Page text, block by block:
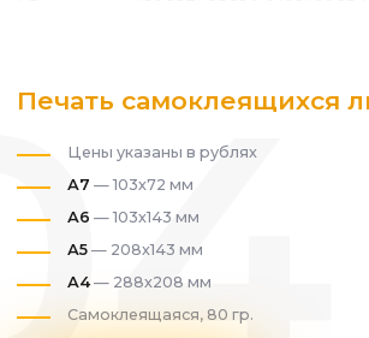
Печать самоклеящихся
Цены указаны в рублях
А7 — 103х72 мм
А6 — 103х143 мм
А5 — 208х143 мм
А4— 288х208 мм
Самоклеящаяся, 80 гр.